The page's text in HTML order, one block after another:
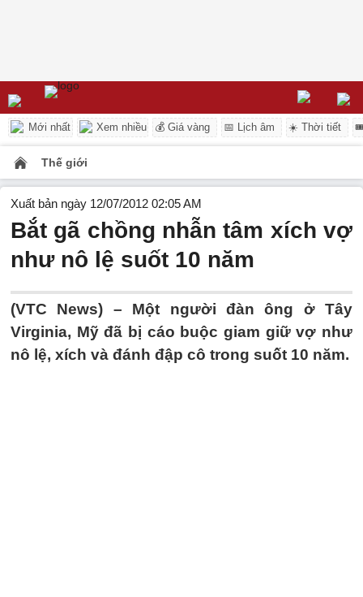
Mới nhất Xem nhiều 💰 Giá vàng 📅 Lịch âm ☀️ Thời tiết
Thế giới
Xuất bản ngày 12/07/2012 02:05 AM
Bắt gã chồng nhẫn tâm xích vợ
như nô lệ suốt 10 năm
(VTC News) – Một người đàn ông ở Tây
Virginia, Mỹ đã bị cáo buộc giam giữ vợ như
nô lệ, xích và đánh đập cô trong suốt 10 năm.